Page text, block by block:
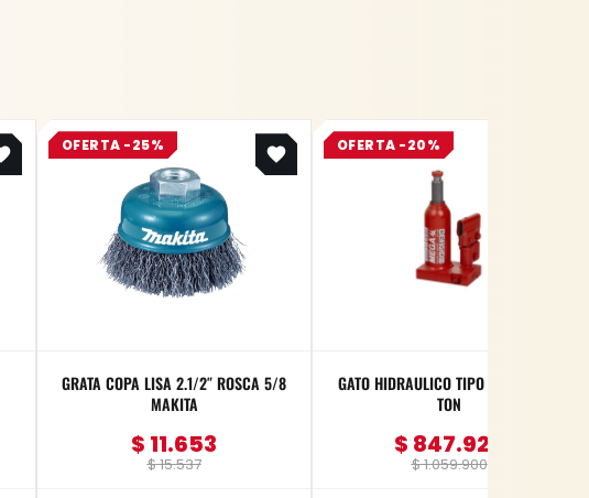
OFERTA -25%
GRATA COPA LISA 2.1/2″ ROSCA 5/8
MAKITA
$15.537
Original
price
was:
$ 15.537.
$ 11.653
Current
price
is:
$ 11.653.
OFERTA -20%
GATO HIDRAULICO TIPO BOTELLA 10
TON
$1.059.900
Original
price
$ 847.920
Current
price